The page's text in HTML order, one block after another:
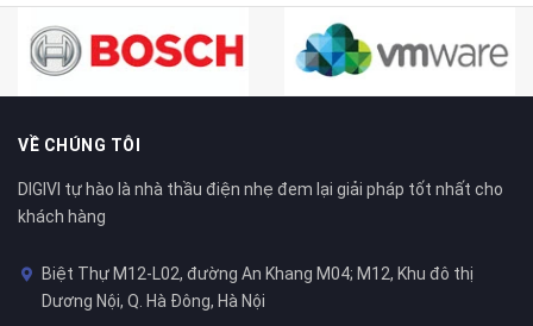
VỀ CHÚNG TÔI
DIGIVI tự hào là nhà thầu điện nhẹ đem lại giải pháp tốt nhất cho
khách hàng
Biệt Thự M12-L02, đường An Khang M04; M12, Khu đô thị
Dương Nội, Q. Hà Đông, Hà Nội